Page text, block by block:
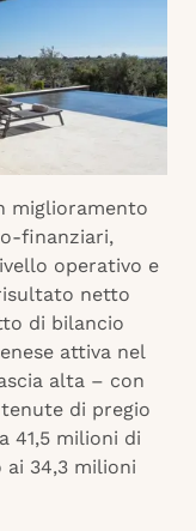
miglioramento
finanziari,
operativo e
netto
di bilancio
attiva nel
alta – con
di pregio
41,5 milioni di
ai 34,3 milioni